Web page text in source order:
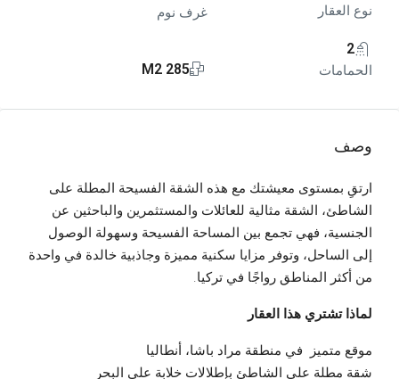
نوع العقار غرف نوم
2
الحمامات 285 M2
وصف
ارتقِ بمستوى معيشتك مع هذه الشقة الفسيحة المطلة على
الشاطئ، الشقة مثالية للعائلات والمستثمرين والباحثين عن
الجنسية، فهي تجمع بين المساحة الفسيحة وسهولة الوصول
إلى الساحل، وتوفر مزايا سكنية مميزة وجاذبية خالدة في واحدة
من أكثر المناطق رواجًا في تركيا.
لماذا تشتري هذا العقار
موقع متميز في منطقة مراد باشا، أنطاليا
شقة مطلة على الشاطئ بإطلالات خلابة على البحر